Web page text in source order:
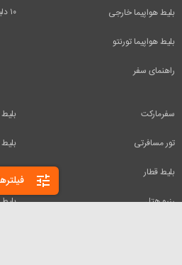
tune
۱۰ دلیل برای انتخاب سفر مارکت بلیط هواپیما خارجی
بلیط هواپیما تورنتو
راهنمای سفر
سفرمارکت
تور مسافرتی
بلیط قطار
رزرو هتل